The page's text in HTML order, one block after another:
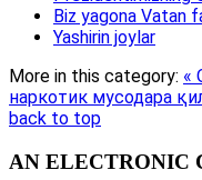
Biz yagona Vatan
Yashirin joylar
More in this category: «
наркотик мусодара
back to top
AN ELECTRONIC